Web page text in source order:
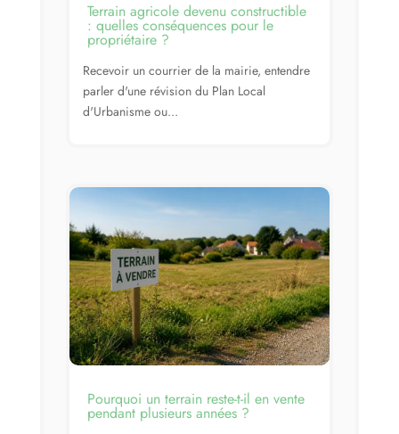
Terrain agricole devenu constructible
: quelles conséquences pour le
propriétaire ?
Recevoir un courrier de la mairie, entendre
parler d'une révision du Plan Local
d'Urbanisme ou...
Pourquoi un terrain reste-t-il en vente
pendant plusieurs années ?